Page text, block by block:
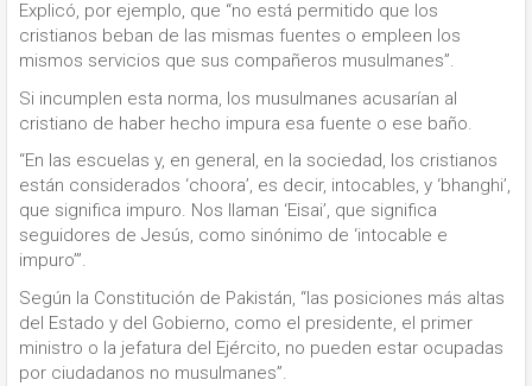
Explicó, por ejemplo, que “no está permitido que los
cristianos beban de las mismas fuentes o empleen los
mismos servicios que sus compañeros musulmanes”.
Si incumplen esta norma, los musulmanes acusarían al
cristiano de haber hecho impura esa fuente o ese baño.
“En las escuelas y, en general, en la sociedad, los cristianos
están considerados ‘choora’, es decir, intocables, y ‘bhanghi’,
que significa impuro. Nos llaman ‘Eisai’, que significa
seguidores de Jesús, como sinónimo de ‘intocable e
impuro’”.
Según la Constitución de Pakistán, “las posiciones más altas
del Estado y del Gobierno, como el presidente, el primer
ministro o la jefatura del Ejército, no pueden estar ocupadas
por ciudadanos no musulmanes”.